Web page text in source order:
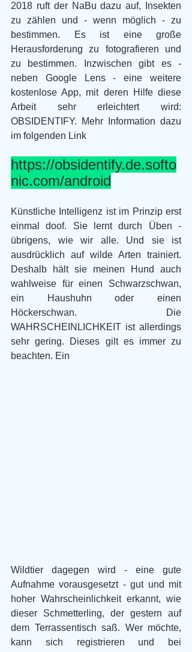
2018 ruft der NaBu dazu auf, Insekten
zu zählen und - wenn möglich - zu
bestimmen. Es ist eine große
Herausforderung zu fotografieren und
zu bestimmen. Inzwischen gibt es -
neben Google Lens - eine weitere
kostenlose App, mit deren Hilfe diese
Arbeit sehr erleichtert wird:
OBSIDENTIFY. Mehr Information dazu
im folgenden Link
https://obsidentify.de.softo
nic.com/android
Künstliche Intelligenz ist im Prinzip erst
einmal doof. Sie lernt durch Üben -
übrigens, wie wir alle. Und sie ist
ausdrücklich auf wilde Arten trainiert.
Deshalb hält sie meinen Hund auch
wahlweise für einen Schwarzschwan,
ein Haushuhn oder einen
Höckerschwan. Die
WAHRSCHEINLICHKEIT ist allerdings
sehr gering. Dieses gilt es immer zu
beachten. Ein
Wildtier dagegen wird - eine gute
Aufnahme vorausgesetzt - gut und mit
hoher Wahrscheinlichkeit erkannt, wie
dieser Schmetterling, der gestern auf
dem Terrassentisch saß. Wer möchte,
kann sich registrieren und bei